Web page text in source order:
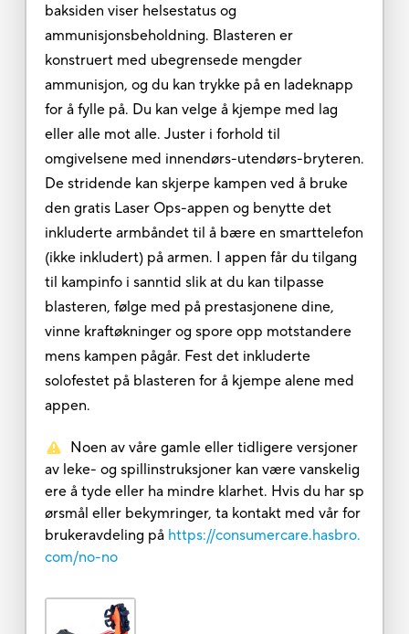
baksiden viser helsestatus og
ammunisjonsbeholdning. Blasteren er
konstruert med ubegrensede mengder
ammunisjon, og du kan trykke på en ladeknapp
for å fylle på. Du kan velge å kjempe med lag
eller alle mot alle. Juster i forhold til
omgivelsene med innendørs-utendørs-bryteren.
De stridende kan skjerpe kampen ved å bruke
den gratis Laser Ops-appen og benytte det
inkluderte armbåndet til å bære en smarttelefon
(ikke inkludert) på armen. I appen får du tilgang
til kampinfo i sanntid slik at du kan tilpasse
blasteren, følge med på prestasjonene dine,
vinne kraftøkninger og spore opp motstandere
mens kampen pågår. Fest det inkluderte
solofestet på blasteren for å kjempe alene med
appen.
Noen av våre gamle eller tidligere versjoner
av leke- og spillinstruksjoner kan være vanskelig
ere å tyde eller ha mindre klarhet. Hvis du har sp
ørsmål eller bekymringer, ta kontakt med vår for
brukeravdeling på https://consumercare.hasbro.
com/no-no